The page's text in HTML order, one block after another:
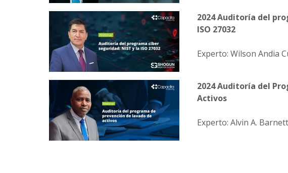
2024 Auditoría del
ISO 27032
Experto: Wilson Andia
2024 Auditoría del
Activos
Experto: Alvin A. Barnett